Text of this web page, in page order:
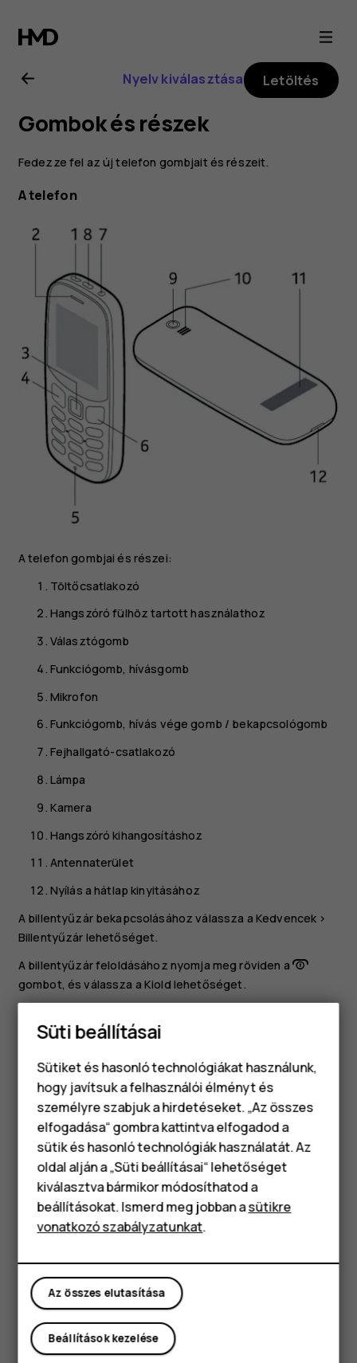
Nokia
130
2017
felhasználói
kézikönyv
Okostelefonok
Klasszikus telefonok
Tartozékok
Táblagépek
Nyelv kiválasztása Letöltés
Gombok és részek
Fedezze fel az új telefon gombjait és részeit.
A telefon
A telefon gombjai és részei:
Töltőcsatlakozó
Hangszóró fülhöz tartott használathoz
Választógomb
Funkciógomb, hívásgomb
Mikrofon
Funkciógomb, hívás vége gomb / bekapcsológomb
Fejhallgató-csatlakozó
Lámpa
Kamera
Hangszóró kihangosításhoz
Antennaterület
Nyílás a hátlap kinyitásához
A billentyűzár bekapcsolásához válassza a Kedvencek >
Billentyűzár lehetőséget.
A billentyűzár feloldásához nyomja meg röviden a
gombot, és válassza aKiold lehetőséget.
képernyőn a vezérlőgombot nyomja meg felfelé kétszer.
felfelé a vezérlőgombot. A lámpával ne világítson mások
szemébe.
Az antenna használata közben ne érintse meg az
antennaterületet. Az antenna megérintése hatással van a
rádiókommunikáció minőségére, és csökkentheti az
akkumulátor élettartamát, mivel magasabb energiaszinten
való működést okoz.
Ne csatlakoztassa kimeneti jelet létrehozó eszközökhöz
a készüléket, mert kár keletkezhet benne. Ne
csatlakoztasson semmilyen feszültségforrást az
audiocsatlakozóhoz. Ha a jóváhagyottól eltérő típusú
külső eszközt vagy fülhallgatót csatlakoztat az
audiocsatlakozóhoz, akkor különösen ügyeljen a
hangerőre.
Süti beállításai
Sütiket és hasonló technológiákat használunk,
hogy javítsuk a felhasználói élményt és
személyre szabjuk a hirdetéseket. „Az összes
elfogadása“ gombra kattintva elfogadod a
sütik és hasonló technológiák használatát. Az
oldal alján a „Süti beállításai“ lehetőséget
kiválasztva bármikor módosíthatod a
beállításokat. Ismerd meg jobban asütikre
vonatkozó szabályzatunkat.
Az összes elutasítása
Beállítások kezelése